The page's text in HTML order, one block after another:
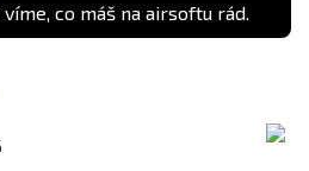
co máš na airsoftu rád.